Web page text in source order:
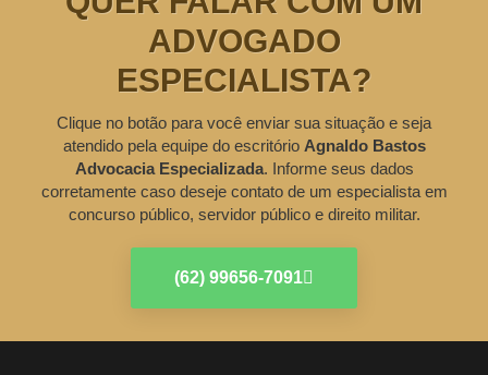
ADVOGADO
ESPECIALISTA?
Clique no botão para você enviar sua situação e seja
atendido pela equipe do escritório Agnaldo Bastos
Advocacia Especializada. Informe seus dados
corretamente caso deseje contato de um especialista em
concurso público, servidor público e direito militar.
(62) 99656-7091